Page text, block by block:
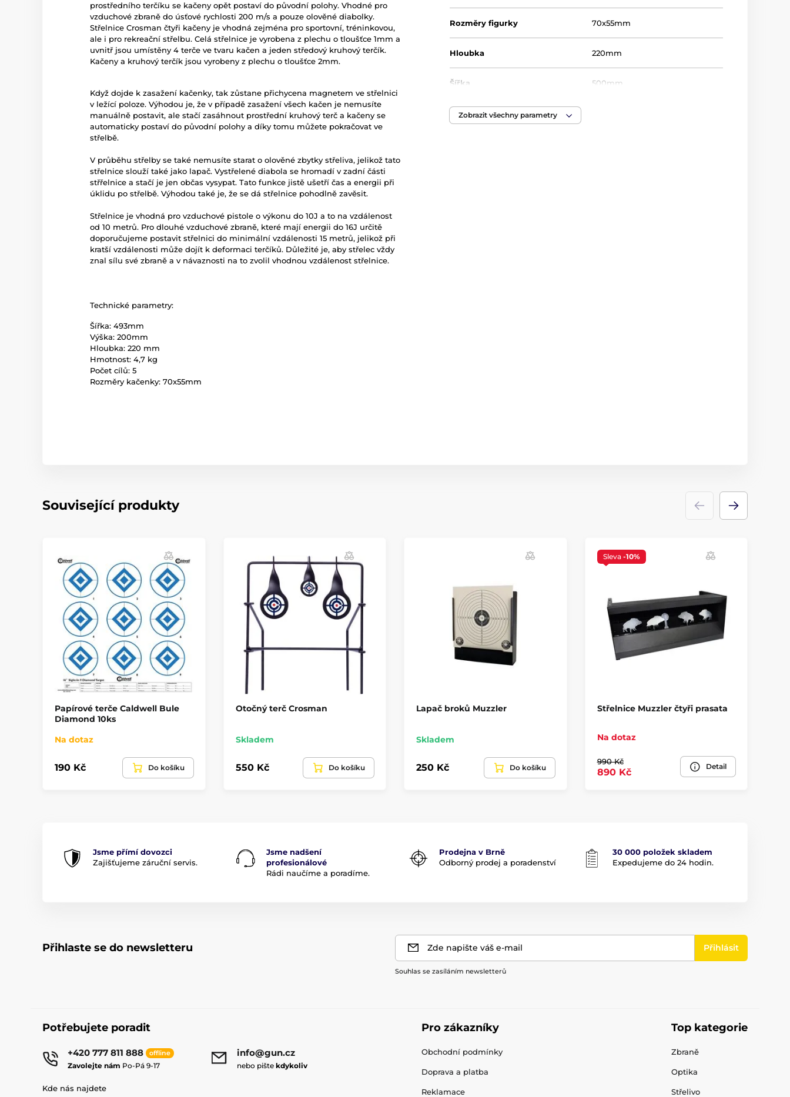
prostředního terčíku se kačeny opět postaví do původní polohy. Vhodné pro
vzduchové zbraně do úsťové rychlosti 200 m/s a pouze olověné diabolky.
Střelnice Crosman čtyři kačeny je vhodná zejména pro sportovní, tréninkovou,
ale i pro rekreační střelbu. Celá střelnice je vyrobena z plechu o tloušťce 1mm a
uvnitř jsou umístěny 4 terče ve tvaru kačen a jeden středový kruhový terčík.
Kačeny a kruhový terčík jsou vyrobeny z plechu o tloušťce 2mm.
Když dojde k zasažení kačenky, tak zůstane přichycena magnetem ve střelnici
v ležící poloze. Výhodou je, že v případě zasažení všech kačen je nemusíte
manuálně postavit, ale stačí zasáhnout prostřední kruhový terč a kačeny se
automaticky postaví do původní polohy a díky tomu můžete pokračovat ve
střelbě.
V průběhu střelby se také nemusíte starat o olověné zbytky střeliva, jelikož tato
střelnice slouží také jako lapač. Vystřelené diabola se hromadí v zadní části
střřelnice a stačí je jen občas vysypat. Tato funkce jistě ušetří čas a energii při
úklidu po střelbě. Výhodou také je, že se dá střelnice pohodlně zavěsit.
Střelnice je vhodná pro vzduchové pistole o výkonu do 10J a to na vzdálenost
od 10 metrů. Pro dlouhé vzduchové zbraně, které mají energii do 16J určitě
doporučujeme postavit střelnici do minimální vzdálenosti 15 metrů, jelikož při
kratší vzdálenosti může dojít k deformaci terčíků. Důležité je, aby střelec vždy
znal sílu své zbraně a v návaznosti na to zvolil vhodnou vzdálenost střelnice.
Technické parametry:
Šířka: 493mm
Výška: 200mm
Hloubka: 220 mm
Hmotnost: 4,7 kg
Počet cílů: 5
Rozměry kačenky: 70x55mm
Rozměry figurky 70x55mm
Hloubka 220mm
Šířka 500mm
Výška
Zobrazit všechny parametry
Související produkty
Papírové terče Caldwell Bule
Diamond 10ks
Na dotaz
190 Kč Do košíku
Otočný terč Crosman
Skladem
550 Kč Do košíku
Lapač broků Muzzler
Skladem
250 Kč Do košíku
Sleva -10%
Střelnice Muzzler čtyři prasata
Na dotaz
990 Kč
890 Kč
Detail
Jsme přímí dovozci
Zajišťujeme záruční servis.
Jsme nadšení
profesionálové
Rádi naučíme a poradíme.
Prodejna v Brně
Odborný prodej a poradenství
30 000 položek skladem
Expedujeme do 24 hodin.
Přihlaste se do newsletteru Zde napište váš e-mail Přihlásit
Souhlas se zasíláním newsletterů
Potřebujete poradit
+420 777 811 888 offline
Zavolejte nám Po-Pá 9-17
info@gun.cz
nebo pište kdykoliv
Kde nás najdete
Pro zákazníky
Obchodní podmínky
Doprava a platba
Reklamace
Top kategorie
Zbraně
Optika
Střelivo